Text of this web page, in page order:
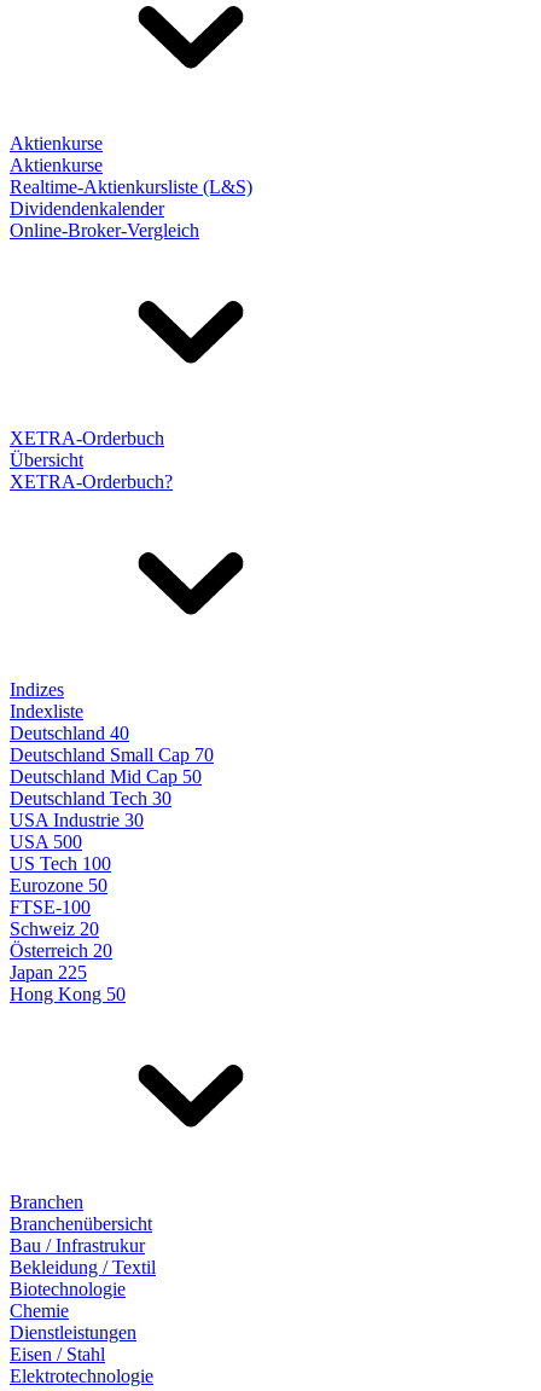
Aktienkurse
Aktienkurse
Realtime-Aktienkursliste (L&S)
Dividendenkalender
Online-Broker-Vergleich
XETRA-Orderbuch
Übersicht
XETRA-Orderbuch?
Indizes
Indexliste
Deutschland 40
Deutschland Small Cap 70
Deutschland Mid Cap 50
Deutschland Tech 30
USA Industrie 30
USA 500
US Tech 100
Eurozone 50
FTSE-100
Schweiz 20
Österreich 20
Japan 225
Hong Kong 50
Branchen
Branchenübersicht
Bau / Infrastrukur
Bekleidung / Textil
Biotechnologie
Chemie
Dienstleistungen
Eisen / Stahl
Elektrotechnologie